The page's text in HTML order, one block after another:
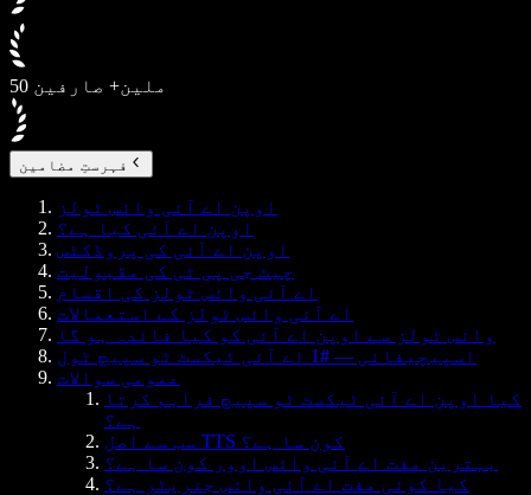
50 ملین+ صارفین
فہرستِ مضامین
اوپن اے آئی وائس ٹولز
اوپن اے آئی کیا ہے؟
اوپن اے آئی کی پروڈکٹس
چیٹ جی پی ٹی کی مقبولیت
اے آئی وائس ٹولز کی اقسام
اے آئی وائس ٹولز کے استعمالات
وائس ٹولز سے اوپن اے آئی کو کیا فائدہ ہو گا
اسپیچیفائی — #1 اے آئی ٹیکسٹ ٹو سپیچ ٹول
عمومی سوالات
کیا اوپن اے آئی ٹیکسٹ ٹو سپیچ فراہم کرتا
ہے؟
سب سے اصل TTS کون سا ہے؟
بہترین مفت اے آئی وائس اوور کون سا ہے؟
کیا کوئی مفت اے آئی وائس جنریٹر ہے؟